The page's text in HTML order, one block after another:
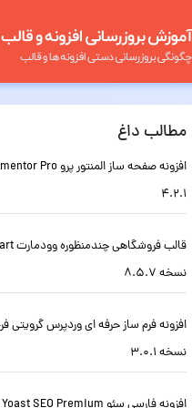
مطالب داغ
4.2.1
نسخه 8.5.7
نسخه 3.0.1